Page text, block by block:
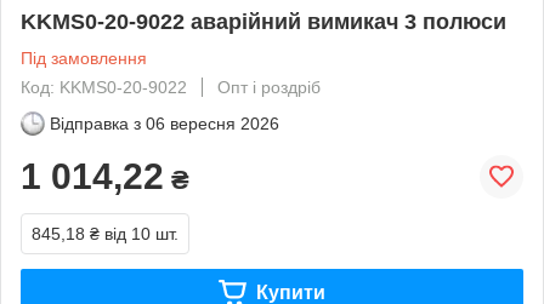
KKMS0-20-9022 аварійний вимикач 3 полюси
Під замовлення
Код: KKMS0-20-9022
Опт і роздріб
Відправка з 06 вересня 2026
1 014,22 ₴
845,18 ₴ від 10 шт.
Купити